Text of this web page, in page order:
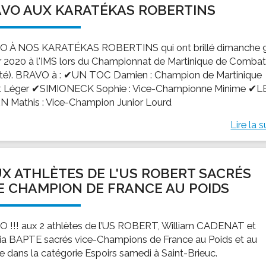
EMPLOI
Offres d'emploi
SOCIAL-SOLIDARITÉ
Le Centre Communal d'Action Social
Les aides sociales
Logement
Bornes de collecte de l'ACISE
locale
et le lycée
local des jeunes
scolaire
maternelles et primaire
famille
maternelles
LE SERVICE CULTUREL
Guide des
AUX KARATÉKAS ROBERTINS
À NOS KARATÉKAS ROBERTINS qui ont brillé dimanche
2020 à l'IMS lors du Championnat de Martinique de Combat
BRAVO à : ✔UN TOC Damien : Champion de Martinique
Léger ✔SIMIONECK Sophie : Vice-Championne Minime
Mathis : Vice-Champion Junior Lourd
Lire la
ATHLÈTES DE L'US ROBERT SACRÉS
CHAMPION DE FRANCE AU POIDS
!!! aux 2 athlètes de l’US ROBERT, William CADENAT et
BAPTE sacrés vice-Champions de France au Poids et au
dans la catégorie Espoirs samedi à Saint-Brieuc.